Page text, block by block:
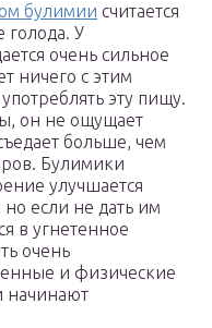
булимии считается
У
очень сильное
ничего с этим
эту пищу.
он не ощущает
больше, чем
Булимики
улучшается
если не дать им
в угнетенное
очень
и физические
начинают